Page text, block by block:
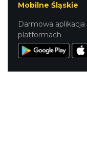
Mobilne Śląskie
Darmowa aplikacja
platformach